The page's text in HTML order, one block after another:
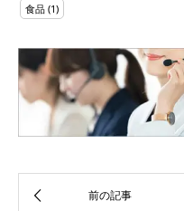
食品 (1)